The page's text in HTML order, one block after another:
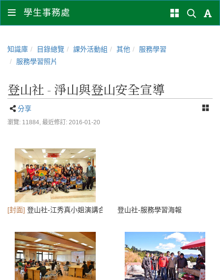
學生事務處
知識庫 目錄總覽 課外活動組 其他
服務學習
服務學習照片
登山社 - 淨山與登山安全宣導
分享
瀏覽: 11884, 最近修訂: 2016-01-20
[封面] 登山社-江秀真小姐演講合照 登山社-服務學習海報